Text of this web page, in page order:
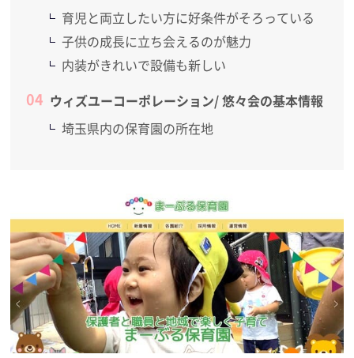
育児と両立したい方に好条件がそろっている
子供の成長に立ち会えるのが魅力
内装がきれいで設備も新しい
ウィズユーコーポレーション/ 悠々会の基本情報
埼玉県内の保育園の所在地